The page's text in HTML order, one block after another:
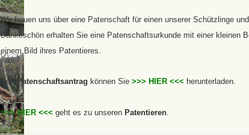
Wir freuen uns über eine Patenschaft für einen unserer Schützlinge
Dankeschön erhalten Sie eine Patenschaftsurkunde mit einer kleinen
einem Bild ihres Patentieres.
DenPatenschaftsantrag können Sie >>> HIER <<< herunterladen.
>>> HIER <<< geht es zu unseren Patentieren.